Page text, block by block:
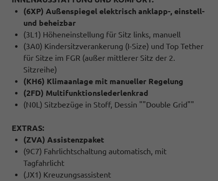
(6XP) Außenspiegel elektrisch anklapp-, einstell-
und beheizbar
(3L1) Höheneinstellung für Sitz links, manuell
(3A0) Kindersitzverankerung (I-Size) und Top Tether
für Sitze im FGR (außer mittlerer Sitz der 2.
Sitzreihe)
(KH6) Klimaanlage mit manueller Regelung
(2FD) Multifunktionslederlenkrad
(N0L) Sitzbezüge in Stoff, Dessin ""Double Grid""
EXTRAS:
(ZVA) Assistenzpaket
(9C7) Fahrlichtschaltung automatisch, mit
Tagfahrlicht
(JX1) Kreuzungsassistent